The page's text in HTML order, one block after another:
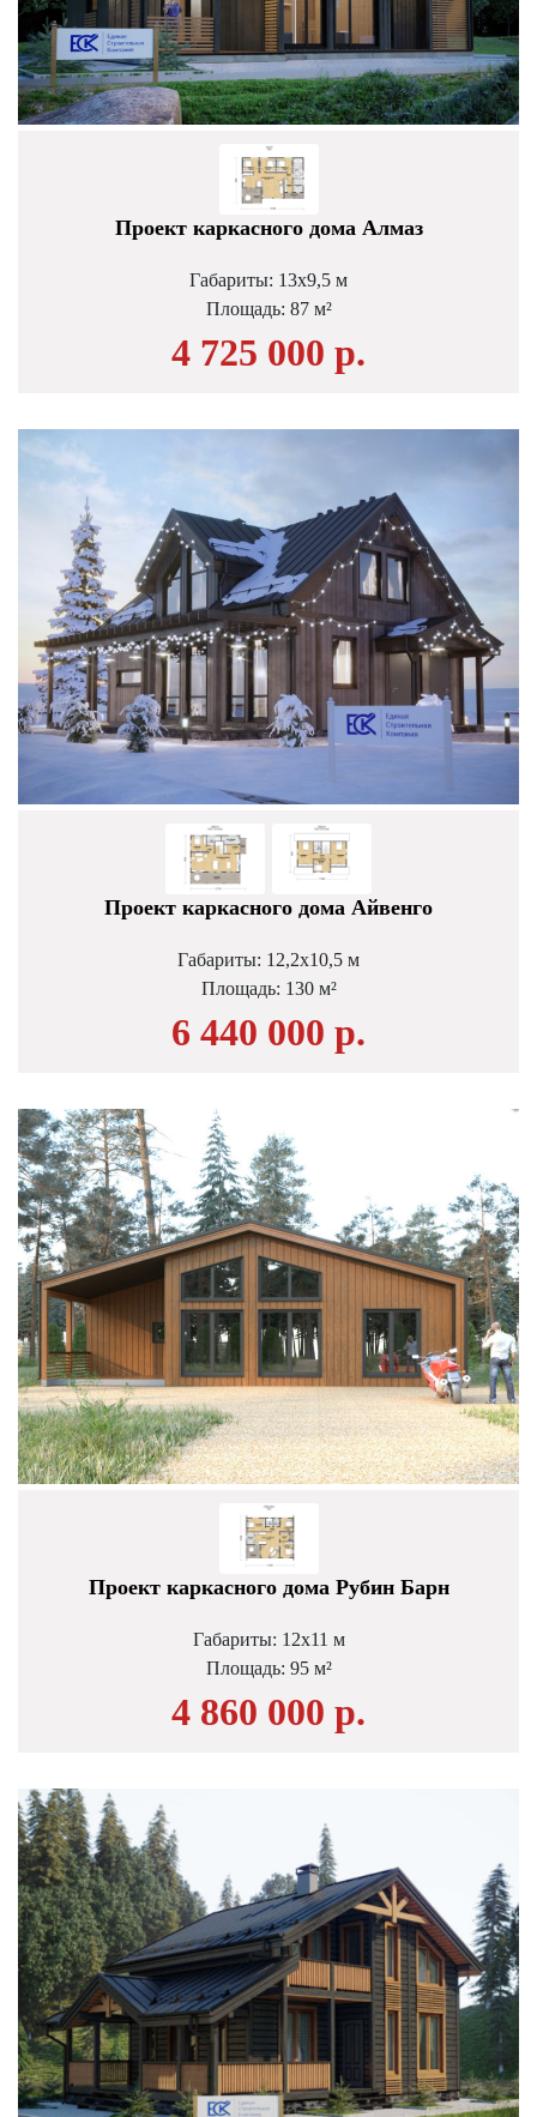
Проект каркасного дома Алмаз
Габариты: 13х9,5 м
Площадь: 87 м²
4 725 000 р.
Проект каркасного дома Айвенго
Габариты: 12,2х10,5 м
Площадь: 130 м²
6 440 000 р.
Проект каркасного дома Рубин Барн
Габариты: 12х11 м
Площадь: 95 м²
4 860 000 р.